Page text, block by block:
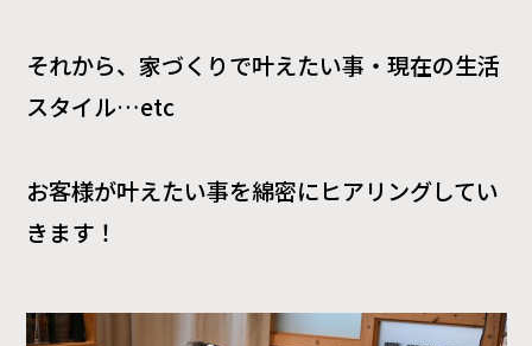
それから、家づくりで叶えたい事・現在の生活
スタイル…etc
お客様が叶えたい事を綿密にヒアリングしてい
きます！